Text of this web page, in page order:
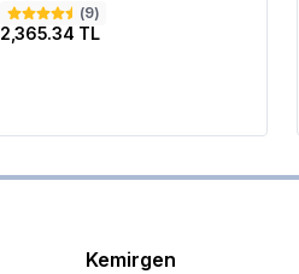
(9)
2,365.34 TL
Kemirgen